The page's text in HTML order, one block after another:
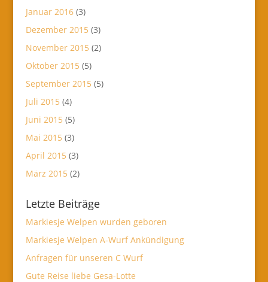
Januar 2016(3)
Dezember 2015 (3)
November 2015 (2)
Oktober 2015 (5)
September 2015 (5)
Juli 2015 (4)
Juni 2015 (5)
Mai 2015 (3)
April 2015 (3)
März 2015 (2)
Letzte Beiträge
Markiesje Welpen wurden geboren
Markiesje Welpen A-Wurf Ankündigung
Anfragen für unseren C Wurf
Gute Reise liebe Gesa-Lotte